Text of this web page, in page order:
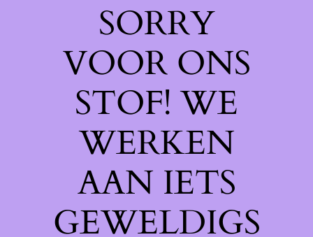
SORRY
VOOR ONS
STOF! WE
WERKEN
AAN IETS
GEWELDIGS